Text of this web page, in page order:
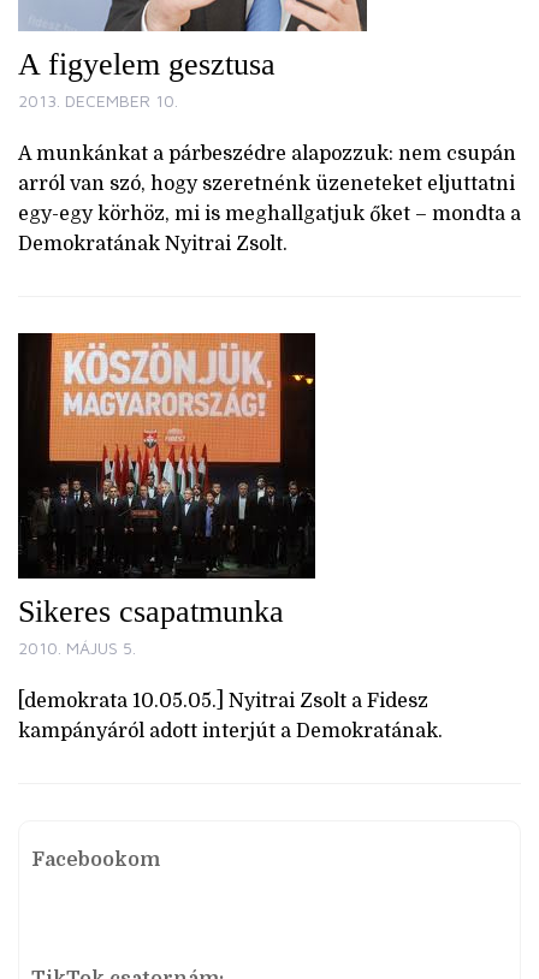
A figyelem gesztusa
2013. DECEMBER 10.
A munkánkat a párbeszédre alapozzuk: nem csupán
arról van szó, hogy szeretnénk üzeneteket eljuttatni
egy-egy körhöz, mi is meghallgatjuk őket – mondta a
Demokratának Nyitrai Zsolt.
Sikeres csapatmunka
2010. MÁJUS 5.
[demokrata 10.05.05.] Nyitrai Zsolt a Fidesz
kampányáról adott interjút a Demokratának.
Facebookom